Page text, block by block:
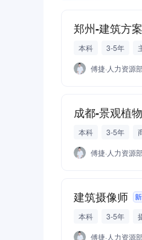
郑州-建筑方
本科 3-5年
建筑/土木/市政设计
傅捷·人力资源
成都-景观植
本科 3-5年
建筑/土木/市政设计
傅捷·人力资源
建筑摄像师
本科 3-5年
傅捷·人力资源